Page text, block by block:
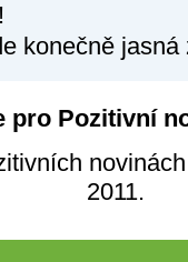
konečně jasná
pro Pozitivní
2011.